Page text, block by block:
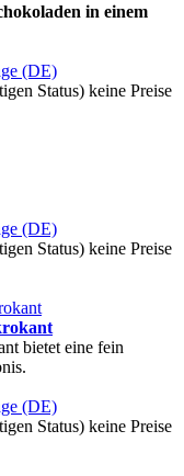
in einem
(DE)
Status) keine Preise
(DE)
Status) keine Preise
bietet eine fein
(DE)
Status) keine Preise